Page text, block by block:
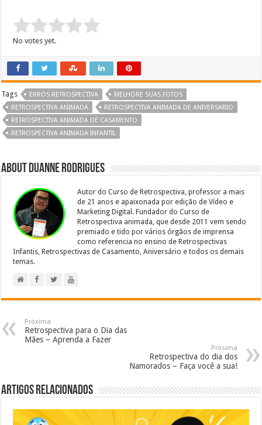
Rate this item:
Submit Rating
No votes yet.
Tags ERROS RETROSPECTIVA
MELHORE SUAS FOTOS
RETROSPECTIVA ANIMADA
RETROSPECTIVA ANIMADA DE ANIVERSARIO
RETROSPECTIVA ANIMADA DE CASAMENTO
RETROSPECTIVA ANIMADA INFANTIL
About Duanne Rodrigues
Autor do Curso de Retrospectiva, professor a mais
de 21 anos e apaixonada por edição de Vídeo e
Marketing Digital. Fundador do Curso de
Retrospectiva animada, que desde 2011 vem sendo
premiado e tido por vários órgãos de imprensa
como referencia no ensino de Retrospectivas
Infantis, Retrospectivas de Casamento, Aniversário e todos os demais
temas.
Próxima
Retrospectiva para o Dia das
Mães – Aprenda a Fazer
Prósima
Retrospectiva do dia dos
Namorados – Faça você a sua!
Artigos relacionados